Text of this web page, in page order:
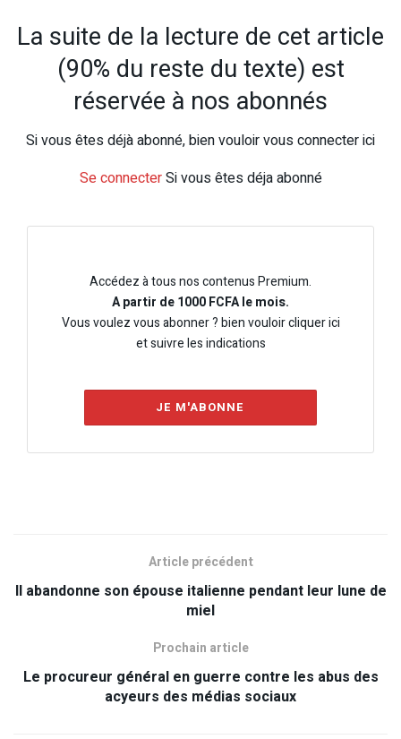
La suite de la lecture de cet article
(90% du reste du texte) est
réservée à nos abonnés
Si vous êtes déjà abonné, bien vouloir vous connecter ici
Se connecterSi vous êtes déja abonné
Accédez à tous nos contenus Premium.
A partir de 1000 FCFA le mois.
Vous voulez vous abonner ? bien vouloir cliquer ici
et suivre les indications
JE M'ABONNE
Article précédent
Il abandonne son épouse italienne pendant leur lune de
miel
Prochain article
Le procureur général en guerre contre les abus des
acyeurs des médias sociaux